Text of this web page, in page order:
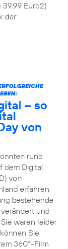
39,99 Euro2)
der
– so
von
rund
dem Digital
von
erfahren,
bestehende
und
waren leider
Sie
360°-Film